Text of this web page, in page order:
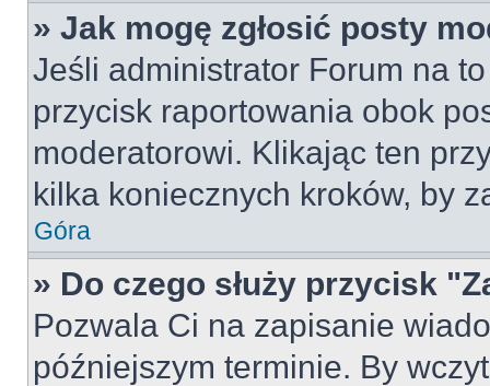
» Jak mogę zgłosić posty
Jeśli administrator Forum na
przycisk raportowania obok
moderatorowi. Klikając ten
kilka koniecznych kroków, by
Góra
» Do czego służy przycisk
Pozwala Ci na zapisanie
późniejszym terminie. By